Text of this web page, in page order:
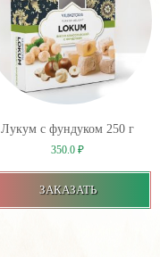
Лукум с фундуком 250 г
350.0₽
ЗАКАЗАТЬ